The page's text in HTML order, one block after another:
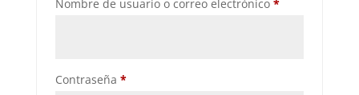
Nombre de usuario o correo electrónico *
Contraseña *Obligatorio